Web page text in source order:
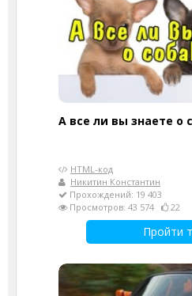
А все ли вы знаете о
HTML-код
Никитин Константин
Прохождений: 19 403
Просмотров: 43 574
22
Пройти